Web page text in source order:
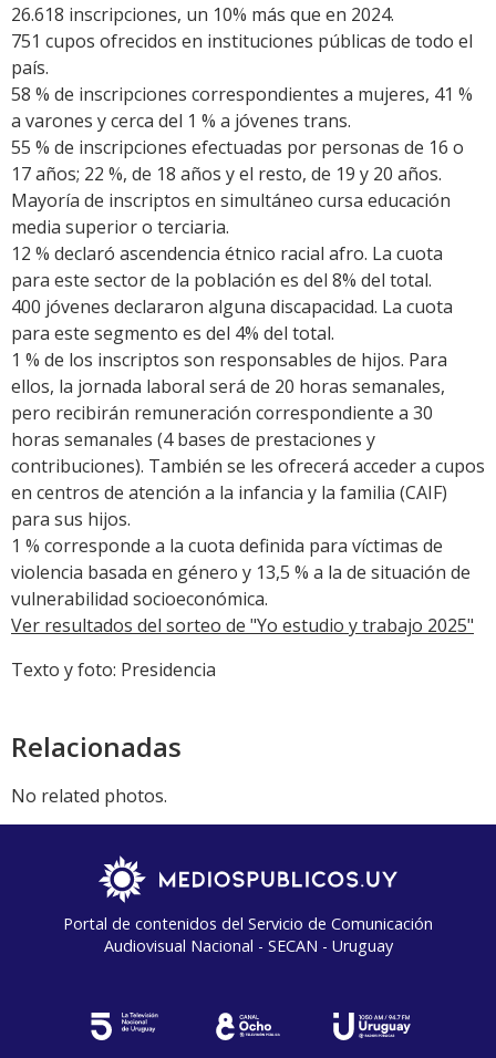
26.618 inscripciones, un 10% más que en 2024.
751 cupos ofrecidos en instituciones públicas de todo el
país.
58 % de inscripciones correspondientes a mujeres, 41 %
a varones y cerca del 1 % a jóvenes trans.
55 % de inscripciones efectuadas por personas de 16 o
17 años; 22 %, de 18 años y el resto, de 19 y 20 años.
Mayoría de inscriptos en simultáneo cursa educación
media superior o terciaria.
12 % declaró ascendencia étnico racial afro. La cuota
para este sector de la población es del 8% del total.
400 jóvenes declararon alguna discapacidad. La cuota
para este segmento es del 4% del total.
1 % de los inscriptos son responsables de hijos. Para
ellos, la jornada laboral será de 20 horas semanales,
pero recibirán remuneración correspondiente a 30
horas semanales (4 bases de prestaciones y
contribuciones). También se les ofrecerá acceder a cupos
en centros de atención a la infancia y la familia (CAIF)
para sus hijos.
1 % corresponde a la cuota definida para víctimas de
violencia basada en género y 13,5 % a la de situación de
vulnerabilidad socioeconómica.
Ver resultados del sorteo de "Yo estudio y trabajo 2025"
Texto y foto: Presidencia
Relacionadas
No related photos.
Portal de contenidos del Servicio de Comunicación
Audiovisual Nacional - SECAN - Uruguay